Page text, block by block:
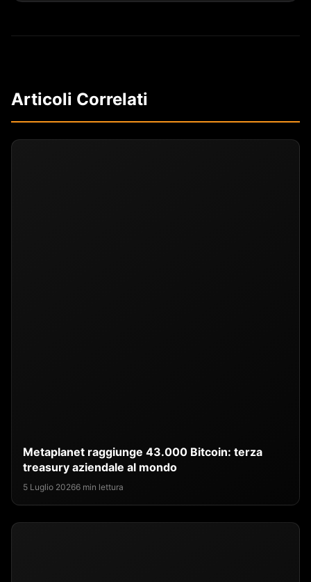
Articoli Correlati
Metaplanet raggiunge 43.000 Bitcoin: terza
treasury aziendale al mondo
5 Luglio 20266 min lettura